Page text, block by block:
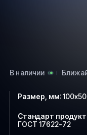
В наличии
Размер, мм:
Стандарт
ГОСТ 17622-72